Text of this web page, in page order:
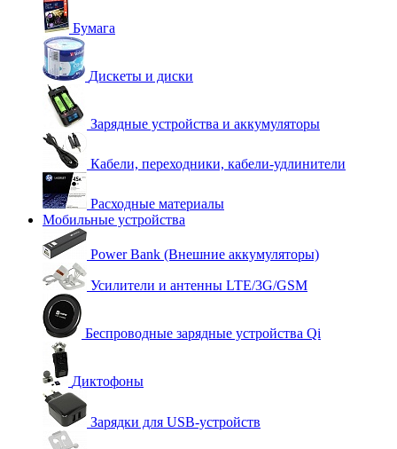
Бумага
Дискеты и диски
Зарядные устройства и аккумуляторы
Кабели, переходники, кабели-удлинители
Расходные материалы
Мобильные устройства
Power Bank (Внешние аккумуляторы)
Усилители и антенны LTE/3G/GSM
Беспроводные зарядные устройства Qi
Диктофоны
Зарядки для USB-устройств